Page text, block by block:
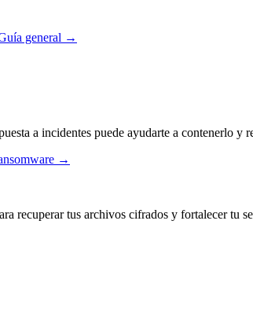
general →
a incidentes puede ayudarte a contenerlo y
→
recuperar tus archivos cifrados y fortalecer tu